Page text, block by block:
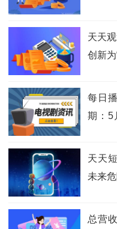
天天
创新
每日
期：5
天天
未来
总营